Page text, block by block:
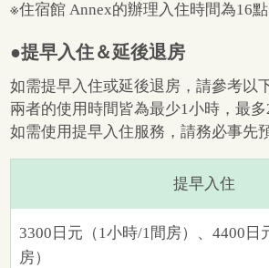
※住宿館 Annex的辦理入住時間為16
●提早入住＆延後退房
如需提早入住或延後退房，請參考以
兩者的使用時間皆為最少1小時，最多
如需使用提早入住服務，請務必事先
提早入住
3300日元（1小時/1間房）、4400日
房）